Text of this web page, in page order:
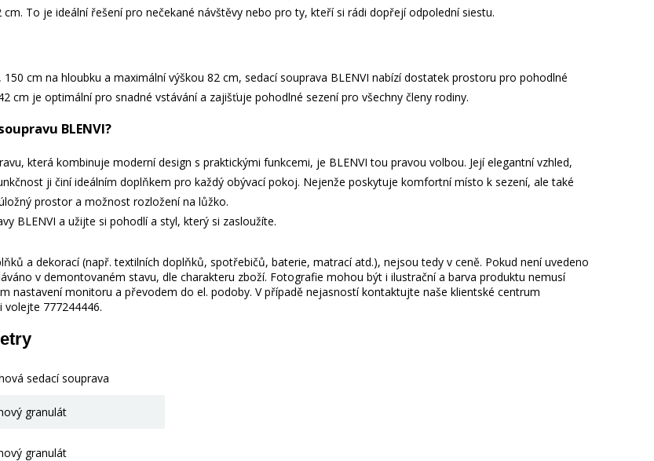
cm. To je ideální řešení pro nečekané návštěvy nebo pro ty, kteří si rádi dopřejí odpolední siestu.
cm na hloubku a maximální výškou 82 cm, sedací souprava BLENVI nabízí dostatek prostoru pro pohodlné
cm je optimální pro snadné vstávání a zajišťuje pohodlné sezení pro všechny členy rodiny.
BLENVI?
která kombinuje moderní design s praktickými funkcemi, je BLENVI tou pravou volbou. Její elegantní vzhled,
ji činí ideálním doplňkem pro každý obývací pokoj. Nejenže poskytuje komfortní místo k sezení, ale také
prostor a možnost rozložení na lůžko.
BLENVI a užijte si pohodlí a styl, který si zasloužíte.
a dekorací (např. textilních doplňků, spotřebičů, baterie, matrací atd.), nejsou tedy v ceně. Pokud není uvedeno
v demontovaném stavu, dle charakteru zboží. Fotografie mohou být i ilustrační a barva produktu nemusí
nastavení monitoru a převodem do el. podoby. V případě nejasností kontaktujte naše klientské centrum
volejte 777244446.
sedací souprava
granulát
granulát